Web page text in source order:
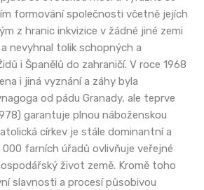
formování společnosti včetně jejích
z hranic inkvizice v žádné jiné zemi
nevyhnal tolik schopných a
i Španělů do zahraničí. V roce 1968
i jiná vyznání a záhy byla
od pádu Granady, ale teprve
garantuje plnou náboženskou
církev je stále dominantní a
farních úřadů ovlivňuje veřejné
život země. Kromě toho
slavnosti a procesí působivou